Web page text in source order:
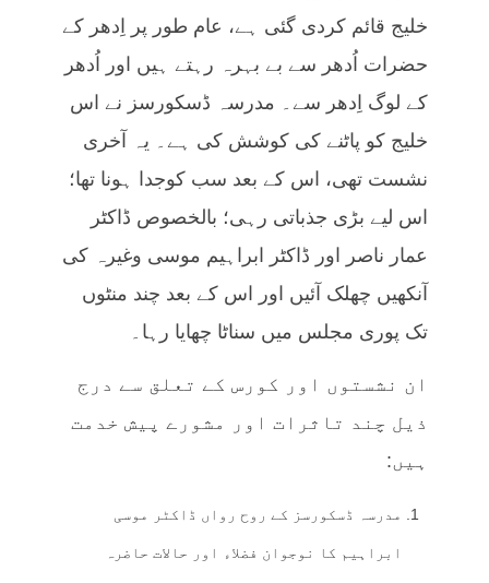
خلیج قائم کردی گئی ہے، عام طور پر اِدھر کے
حضرات اُدھر سے بے بہرہ رہتے ہیں اور اُدھر
کے لوگ اِدھر سے۔ مدرسہ ڈسکورسز نے اس
خلیج کو پاٹنے کی کوشش کی ہے۔ یہ آخری
نشست تھی، اس کے بعد سب کوجدا ہونا تھا؛
اس لیے بڑی جذباتی رہی؛ بالخصوص ڈاکٹر
عمار ناصر اور ڈاکٹر ابراہیم موسی وغیرہ کی
آنکھیں چھلک آئیں اور اس کے بعد چند منٹوں
تک پوری مجلس میں سناٹا چھایا رہا۔
ان نشستوں اور کورس کے تعلق سے درج
ذیل چند تاثرات اور مشورے پیش خدمت
ہیں:
مدرسہ ڈسکورسز کے روح رواں ڈاکٹر موسی
ابراہیم کا نوجوان فضلاء اور حالات حاضرہ